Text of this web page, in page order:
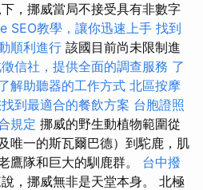
，挪威當局不接受具有非數字
SEO教學，讓你迅速上手 找到
順利進行 該國目前尚未限制進
信社，提供全面的調查服務 了
解助聽器的工作方式 北區按摩
到最適合的餐飲方案 台胞證照
規定 挪威的野生動植物範圍從
唯一的斯瓦爾巴德）到駝鹿，肌
鷹隊和巨大的馴鹿群。 台中撥
，挪威無非是天堂本身。 北極